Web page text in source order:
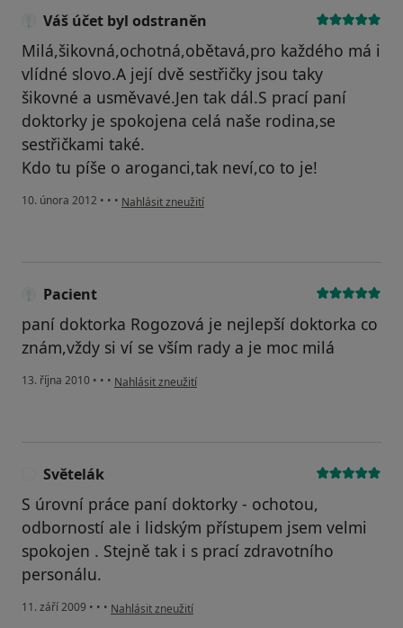
Váš účet byl odstraněn
Milá,šikovná,ochotná,obětavá,pro každého má i
vlídné slovo.A její dvě sestřičky jsou taky
šikovné a usměvavé.Jen tak dál.S prací paní
doktorky je spokojena celá naše rodina,se
sestřičkami také.
Kdo tu píše o aroganci,tak neví,co to je!
10. února 2012 • • • podle názoru uživatele Váš účet byl odstraněn
Nahlásit zneužití
Pacient
paní doktorka Rogozová je nejlepší doktorka co
znám,vždy si ví se vším rady a je moc milá
13. října 2010 • • • podle názoru uživatele Pacient
Nahlásit zneužití
Světelák
S úrovní práce paní doktorky - ochotou,
odborností ale i lidským přístupem jsem velmi
spokojen . Stejně tak i s prací zdravotního
personálu.
11. září 2009 • • • podle názoru uživatele Světelák
Nahlásit zneužití